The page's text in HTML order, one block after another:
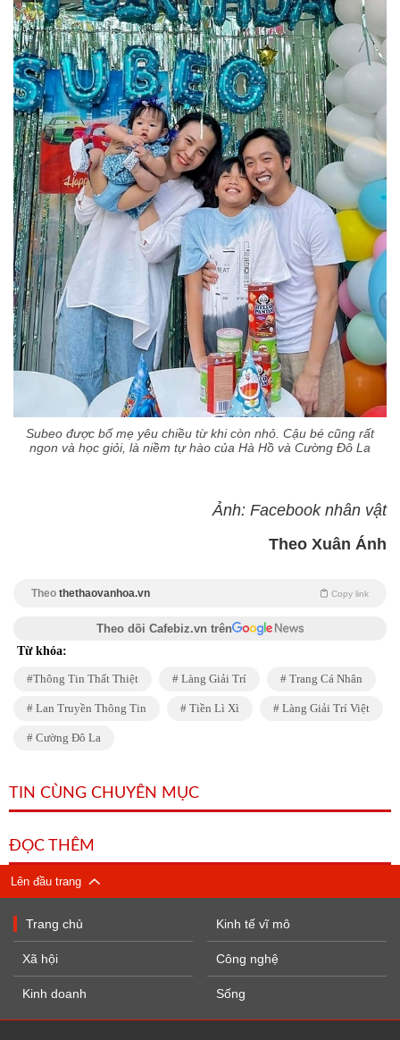
Subeo được bố mẹ yêu chiều từ khi còn nhỏ. Cậu bé cũng rất
ngon và học giỏi, là niềm tự hào của Hà Hồ và Cường Đô La
Ảnh: Facebook nhân vật
Theo Xuân Ánh
Theo thethaovanhoa.vn Copy link
Theo dõi Cafebiz.vn trên
Từ khóa:
Thông Tin Thất Thiệt Làng Giải Trí Trang Cá Nhân
Lan Truyền Thông Tin Tiền Lì Xì Làng Giải Trí Việt
Cường Đô La
TIN CÙNG CHUYÊN MỤC
ĐỌC THÊM
Lên đầu trang
Trang chủ
Xã hội
Kinh doanh
Kinh tế vĩ mô
Công nghệ
Sống